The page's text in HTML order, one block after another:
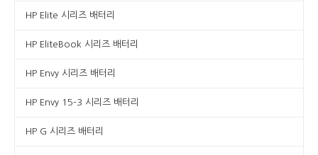
HP Elite 시리즈 배터리
HP EliteBook 시리즈 배터리
HP Envy 시리즈 배터리
HP Envy 15-3 시리즈 배터리
HP G 시리즈 배터리